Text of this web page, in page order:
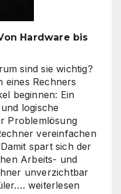
„billig“
Hardware bis
sind sie wichtig?
eines Rechners
beginnen: Ein
logische
Problemlösung
vereinfachen
spart sich der
Arbeits- und
unverzichtbar
Die
weiterlesen